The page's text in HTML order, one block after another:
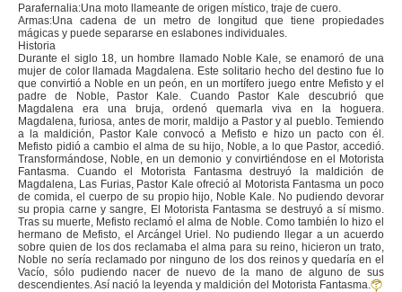
Parafernalia:Una moto llameante de origen místico, traje de cuero.
Armas:Una cadena de un metro de longitud que tiene propiedades
mágicas y puede separarse en eslabones individuales.
Historia
Durante el siglo 18, un hombre llamado Noble Kale, se enamoró de una
mujer de color llamada Magdalena. Este solitario hecho del destino fue lo
que convirtió a Noble en un peón, en un mortífero juego entre Mefisto y el
padre de Noble, Pastor Kale. Cuando Pastor Kale descubrió que
Magdalena era una bruja, ordenó quemarla viva en la hoguera.
Magdalena, furiosa, antes de morir, maldijo a Pastor y al pueblo. Temiendo
a la maldición, Pastor Kale convocó a Mefisto e hizo un pacto con él.
Mefisto pidió a cambio el alma de su hijo, Noble, a lo que Pastor, accedió.
Transformándose, Noble, en un demonio y convirtiéndose en el Motorista
Fantasma. Cuando el Motorista Fantasma destruyó la maldición de
Magdalena, Las Furias, Pastor Kale ofreció al Motorista Fantasma un poco
de comida, el cuerpo de su propio hijo, Noble Kale. No pudiendo devorar
su propia carne y sangre, El Motorista Fantasma se destruyó a sí mismo.
Tras su muerte, Mefisto reclamó el alma de Noble. Como también lo hizo el
hermano de Mefisto, el Arcángel Uriel. No pudiendo llegar a un acuerdo
sobre quien de los dos reclamaba el alma para su reino, hicieron un trato,
Noble no sería reclamado por ninguno de los dos reinos y quedaría en el
Vacío, sólo pudiendo nacer de nuevo de la mano de alguno de sus
descendientes. Así nació la leyenda y maldición del Motorista Fantasma.